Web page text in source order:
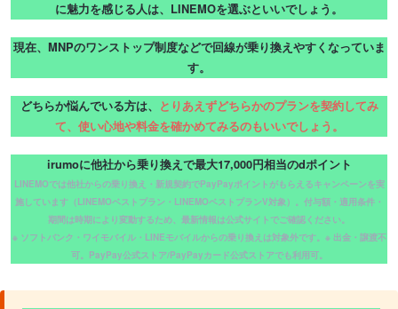
に魅力を感じる人は、LINEMOを選ぶといいでしょう。
現在、MNPのワンストップ制度などで回線が乗り換えやすくなっていま
す。
どちらか悩んでいる方は、
とりあえずどちらかのプランを契約してみ
て、使い心地や料金を確かめてみるのもいいでしょう。
irumoに他社から乗り換えで最大17,000円相当のdポイント
LINEMOでは他社からの乗り換え・新規契約でPayPayポイントがもらえるキャンペーンを実
施しています（LINEMOベストプラン・LINEMOベストプランV対象）。付与額・適用条件・
期間は時期により変動するため、最新情報は公式サイトでご確認ください。
※ ソフトバンク・ワイモバイル・LINEモバイルからの乗り換えは対象外です。※ 出金・譲渡不
可。PayPay公式ストア/PayPayカード公式ストアでも利用可。